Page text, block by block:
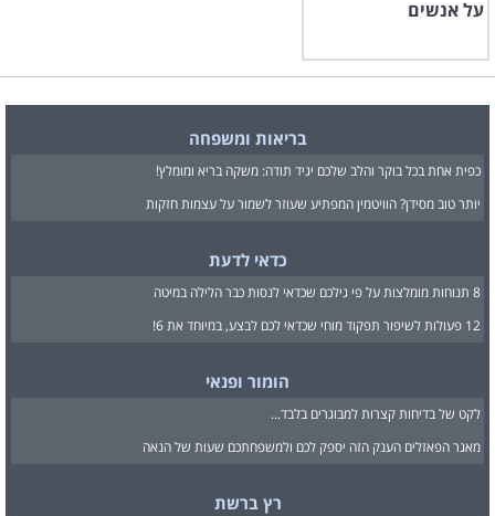
בריאות ומשפחה
כפית אחת בכל בוקר והלב שלכם יגיד תודה: משקה בריא ומומלץ!
יותר טוב מסידן? הוויטמין המפתיע שעוזר לשמור על עצמות חזקות
כדאי לדעת
8 תנוחות מומלצות על פי גילכם שכדאי לנסות כבר הלילה במיטה
12 פעולות לשיפור תפקוד מוחי שכדאי לכם לבצע, במיוחד את 6!
הומור ופנאי
לקט של בדיחות קצרות למבוגרים בלבד...
מאגר הפאזלים הענק הזה יספק לכם ולמשפחתכם שעות של הנאה
רץ ברשת